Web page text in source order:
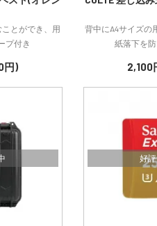
とができ、用
プ付き
円)
背中にA4サイズの
紙落下を
2,100
好